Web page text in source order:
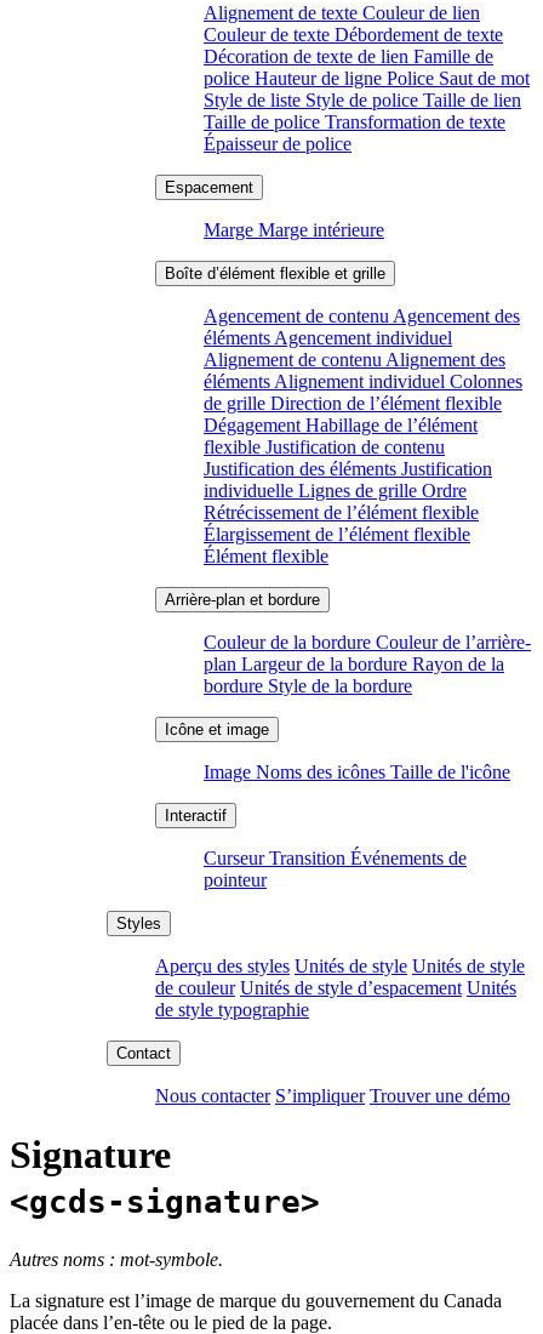
Alignement de texte Couleur de lien
Couleur de texte Débordement de texte
Décoration de texte de lien Famille de
police Hauteur de ligne Police Saut de mot
Style de liste Style de police Taille de lien
Taille de police Transformation de texte
Épaisseur de police
Marge Marge intérieure
Agencement de contenu Agencement des
éléments Agencement individuel
Alignement de contenu Alignement des
éléments Alignement individuel Colonnes
de grille Direction de l’élément flexible
Dégagement Habillage de l’élément
flexible Justification de contenu
Justification des éléments Justification
individuelle Lignes de grille Ordre
Rétrécissement de l’élément flexible
Élargissement de l’élément flexible
Élément flexible
Couleur de la bordure Couleur de l’arrière-
plan Largeur de la bordure Rayon de la
bordure Style de la bordure
Image Noms des icônes Taille de l'icône
CurseurTransition Événements de
pointeur
Aperçu des styles Unités de style Unités de style
de couleur Unités de style d’espacement Unités
de style typographie
Nous contacter S’impliquer Trouver une démo
Signature
<gcds-signature>
Autres noms : mot-symbole.
La signature est l’image de marque du gouvernement du Canada
placée dans l’en-tête ou le pied de la page.